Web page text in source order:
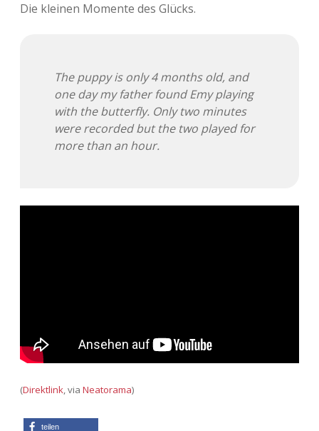
Die kleinen Momente des Glücks.
The puppy is only 4 months old, and
one day my father found Emy playing
with the butterfly. Only two minutes
were recorded but the two played for
more than an hour.
(Direktlink, via Neatorama)
teilen